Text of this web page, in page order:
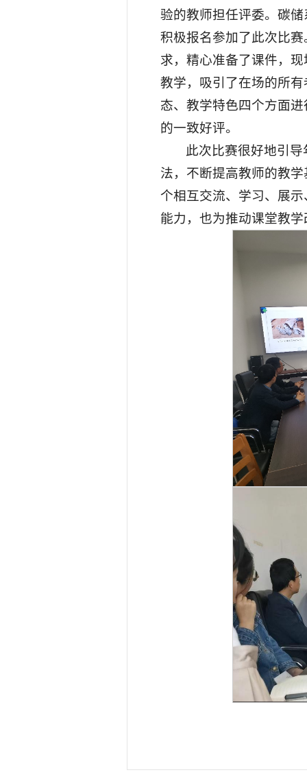
验的教师担任评委。碳
积极报名参加了此次比
求，精心准备了课件，
教学，吸引了在场的所
态、教学特色四个方面
的一致好评。
此次比赛很好地引
法，不断提高教师的教
个相互交流、学习、展
能力，也为推动课堂教